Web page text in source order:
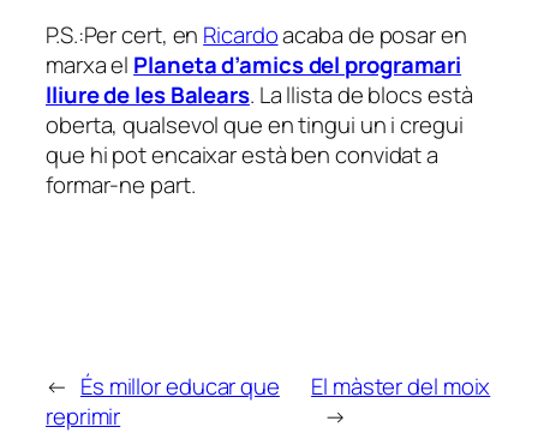
P.S.:Per cert, en Ricardoacaba de posar en
marxa el Planeta d’amics del programari
lliure de les Balears. La llista de blocs està
oberta, qualsevol que en tingui un i cregui
que hi pot encaixar està ben convidat a
formar-ne part.
← És millor educar que
reprimir
El màster del moix
→